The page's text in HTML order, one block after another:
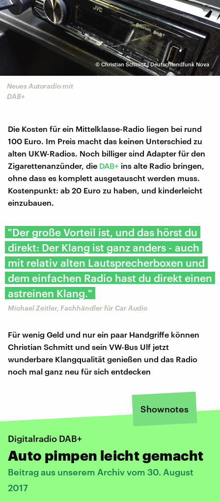
© Christian Schmitt | Deutschlandfunk Nova
Neues Autoradio mit
DAB+
Die Kosten für ein Mittelklasse-Radio liegen bei rund
100 Euro. Im Preis macht das keinen Unterschied zu
alten UKW-Radios. Noch billiger sind Adapter für den
Zigarettenanzünder, die DAB+ ins alte Radio bringen,
ohne dass es komplett ausgetauscht werden muss.
Kostenpunkt: ab 20 Euro zu haben, und kinderleicht
einzubauen.
"Der große Vorteil ist, und das hörst du
direkt: Der Klang ist ganz anders - auch
mit relativ alten Lautsprecherboxen und
dem einfachen Radio hast du direkt einen
astreinen Klang."
Michael Zeitler, Fachhändler für Car Audio
Für wenig Geld und nur ein paar Handgriffe können
Christian Schmitt und sein VW-Bus Ulf jetzt
wunderbare Klangqualität genießen und das Radio
noch mal ganz neu für sich entdecken
Shownotes
Digitalradio DAB+
Auto pimpen leicht gemacht
Beitrag aus unserem Archiv vom 30. August
2017